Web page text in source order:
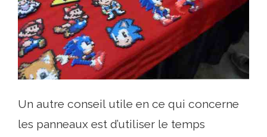
Un autre conseil utile en ce qui concerne
les panneaux est d’utiliser le temps